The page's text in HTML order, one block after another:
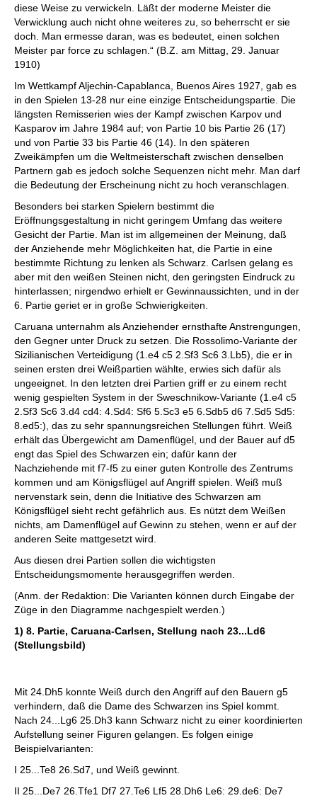
diese Weise zu verwickeln. Läßt der moderne Meister die
Verwicklung auch nicht ohne weiteres zu, so beherrscht er sie
doch. Man ermesse daran, was es bedeutet, einen solchen
Meister par force zu schlagen.“ (B.Z. am Mittag, 29. Januar
1910)
Im Wettkampf Aljechin-Capablanca, Buenos Aires 1927, gab es
in den Spielen 13-28 nur eine einzige Entscheidungspartie. Die
längsten Remisserien wies der Kampf zwischen Karpov und
Kasparov im Jahre 1984 auf; von Partie 10 bis Partie 26 (17)
und von Partie 33 bis Partie 46 (14). In den späteren
Zweikämpfen um die Weltmeisterschaft zwischen denselben
Partnern gab es jedoch solche Sequenzen nicht mehr. Man darf
die Bedeutung der Erscheinung nicht zu hoch veranschlagen.
Besonders bei starken Spielern bestimmt die
Eröffnungsgestaltung in nicht geringem Umfang das weitere
Gesicht der Partie. Man ist im allgemeinen der Meinung, daß
der Anziehende mehr Möglichkeiten hat, die Partie in eine
bestimmte Richtung zu lenken als Schwarz. Carlsen gelang es
aber mit den weißen Steinen nicht, den geringsten Eindruck zu
hinterlassen; nirgendwo erhielt er Gewinnaussichten, und in der
6. Partie geriet er in große Schwierigkeiten.
Caruana unternahm als Anziehender ernsthafte Anstrengungen,
den Gegner unter Druck zu setzen. Die Rossolimo-Variante der
Sizilianischen Verteidigung (1.e4 c5 2.Sf3 Sc6 3.Lb5), die er in
seinen ersten drei Weißpartien wählte, erwies sich dafür als
ungeeignet. In den letzten drei Partien griff er zu einem recht
wenig gespielten System in der Sweschnikow-Variante (1.e4 c5
2.Sf3 Sc6 3.d4 cd4: 4.Sd4: Sf6 5.Sc3 e5 6.Sdb5 d6 7.Sd5 Sd5:
8.ed5:), das zu sehr spannungsreichen Stellungen führt. Weiß
erhält das Übergewicht am Damenflügel, und der Bauer auf d5
engt das Spiel des Schwarzen ein; dafür kann der
Nachziehende mit f7-f5 zu einer guten Kontrolle des Zentrums
kommen und am Königsflügel auf Angriff spielen. Weiß muß
nervenstark sein, denn die Initiative des Schwarzen am
Königsflügel sieht recht gefährlich aus. Es nützt dem Weißen
nichts, am Damenflügel auf Gewinn zu stehen, wenn er auf der
anderen Seite mattgesetzt wird.
Aus diesen drei Partien sollen die wichtigsten
Entscheidungsmomente herausgegriffen werden.
(Anm. der Redaktion: Die Varianten können durch Eingabe der
Züge in den Diagramme nachgespielt werden.)
1) 8. Partie, Caruana-Carlsen, Stellung nach 23...Ld6
(Stellungsbild)
Mit 24.Dh5 konnte Weiß durch den Angriff auf den Bauern g5
verhindern, daß die Dame des Schwarzen ins Spiel kommt.
Nach 24...Lg6 25.Dh3 kann Schwarz nicht zu einer koordinierten
Aufstellung seiner Figuren gelangen. Es folgen einige
Beispielvarianten:
I 25...Te8 26.Sd7, und Weiß gewinnt.
II 25...De7 26.Tfe1 Df7 27.Te6 Lf5 28.Dh6 Le6: 29.de6: De7